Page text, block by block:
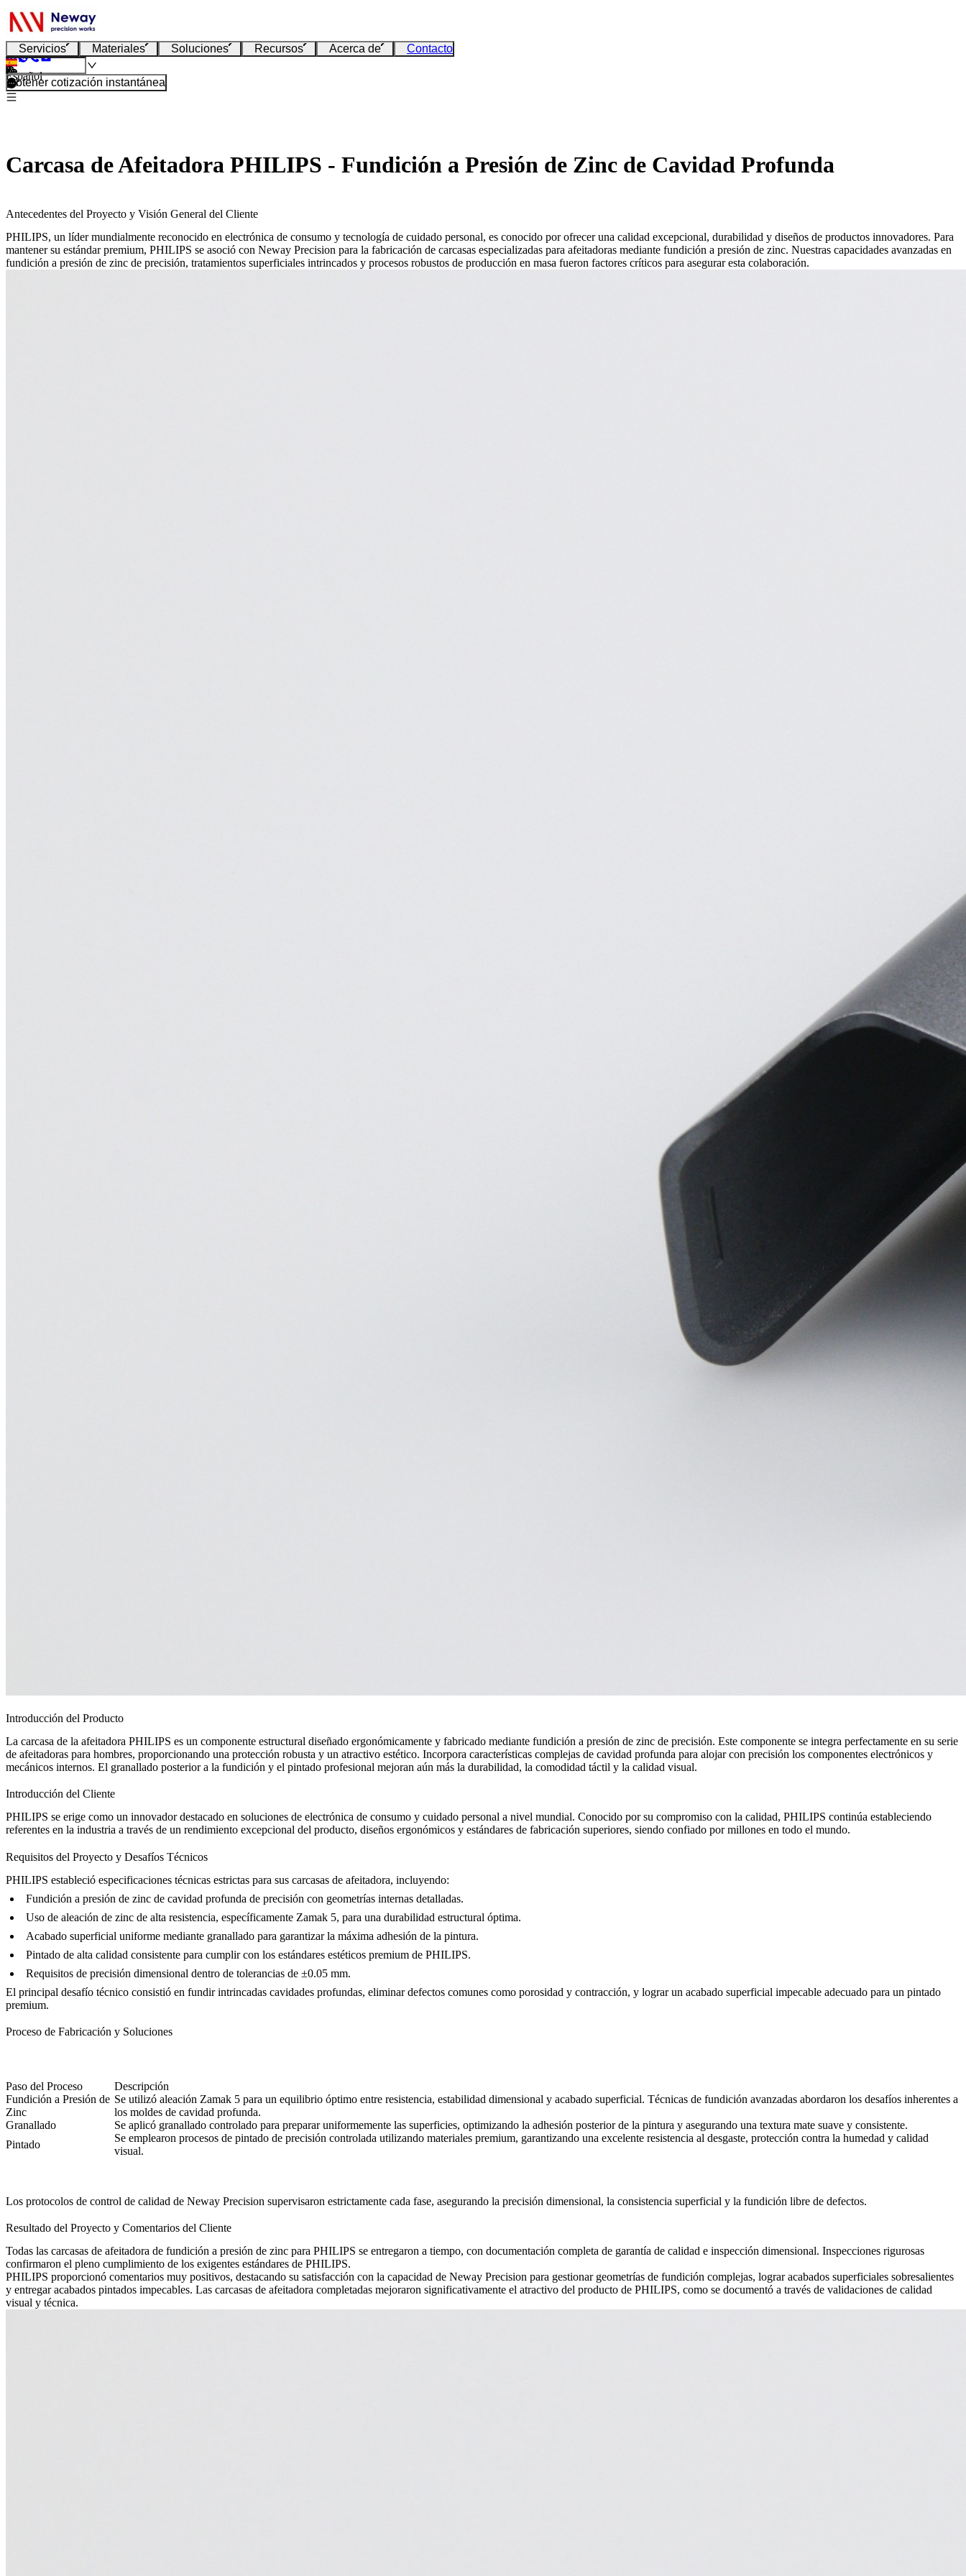
Servicios Materiales Soluciones Recursos Acerca de Contacto
Español
Obtener cotización instantánea
Carcasa de Afeitadora PHILIPS - Fundición a Presión de Zinc de Cavidad Profunda
Antecedentes del Proyecto y Visión General del Cliente
PHILIPS, un líder mundialmente reconocido en electrónica de consumo y tecnología de cuidado personal, es conocido por ofrecer una calidad excepcional, durabilidad y diseños de productos innovadores. Para
mantener su estándar premium, PHILIPS se asoció con Neway Precision para la fabricación de carcasas especializadas para afeitadoras mediante fundición a presión de zinc. Nuestras capacidades avanzadas en
fundición a presión de zinc de precisión, tratamientos superficiales intrincados y procesos robustos de producción en masa fueron factores críticos para asegurar esta colaboración.
Introducción del Producto
La carcasa de la afeitadora PHILIPS es un componente estructural diseñado ergonómicamente y fabricado mediante fundición a presión de zinc de precisión. Este componente se integra perfectamente en su serie
de afeitadoras para hombres, proporcionando una protección robusta y un atractivo estético. Incorpora características complejas de cavidad profunda para alojar con precisión los componentes electrónicos y
mecánicos internos. El granallado posterior a la fundición y el pintado profesional mejoran aún más la durabilidad, la comodidad táctil y la calidad visual.
Introducción del Cliente
PHILIPS se erige como un innovador destacado en soluciones de electrónica de consumo y cuidado personal a nivel mundial. Conocido por su compromiso con la calidad, PHILIPS continúa estableciendo
referentes en la industria a través de un rendimiento excepcional del producto, diseños ergonómicos y estándares de fabricación superiores, siendo confiado por millones en todo el mundo.
Requisitos del Proyecto y Desafíos Técnicos
PHILIPS estableció especificaciones técnicas estrictas para sus carcasas de afeitadora, incluyendo:
Fundición a presión de zinc de cavidad profunda de precisión con geometrías internas detalladas.
Uso de aleación de zinc de alta resistencia, específicamente Zamak 5, para una durabilidad estructural óptima.
Acabado superficial uniforme mediante granallado para garantizar la máxima adhesión de la pintura.
Pintado de alta calidad consistente para cumplir con los estándares estéticos premium de PHILIPS.
Requisitos de precisión dimensional dentro de tolerancias de ±0.05 mm.
El principal desafío técnico consistió en fundir intrincadas cavidades profundas, eliminar defectos comunes como porosidad y contracción, y lograr un acabado superficial impecable adecuado para un pintado
premium.
Proceso de Fabricación y Soluciones
Paso del Proceso
Descripción
Fundición a Presión de
Zinc
Se utilizó aleación Zamak 5 para un equilibrio óptimo entre resistencia, estabilidad dimensional y acabado superficial. Técnicas de fundición avanzadas abordaron los desafíos inherentes a
los moldes de cavidad profunda.
Granallado
Se aplicó granallado controlado para preparar uniformemente las superficies, optimizando la adhesión posterior de la pintura y asegurando una textura mate suave y consistente.
Pintado
Se emplearon procesos de pintado de precisión controlada utilizando materiales premium, garantizando una excelente resistencia al desgaste, protección contra la humedad y calidad
visual.
Los protocolos de control de calidad de Neway Precision supervisaron estrictamente cada fase, asegurando la precisión dimensional, la consistencia superficial y la fundición libre de defectos.
Resultado del Proyecto y Comentarios del Cliente
Todas las carcasas de afeitadora de fundición a presión de zinc para PHILIPS se entregaron a tiempo, con documentación completa de garantía de calidad e inspección dimensional. Inspecciones rigurosas
confirmaron el pleno cumplimiento de los exigentes estándares de PHILIPS.
PHILIPS proporcionó comentarios muy positivos, destacando su satisfacción con la capacidad de Neway Precision para gestionar geometrías de fundición complejas, lograr acabados superficiales sobresalientes
y entregar acabados pintados impecables. Las carcasas de afeitadora completadas mejoraron significativamente el atractivo del producto de PHILIPS, como se documentó a través de validaciones de calidad
visual y técnica.